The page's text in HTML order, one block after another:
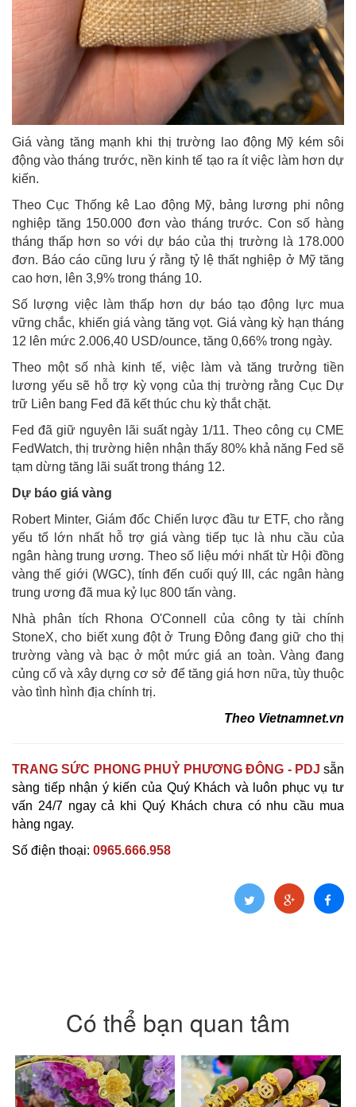
Giá vàng tăng mạnh khi thị trường lao động Mỹ kém sôi
động vào tháng trước, nền kinh tế tạo ra ít việc làm hơn dự
kiến.
Theo Cục Thống kê Lao động Mỹ, bảng lương phi nông
nghiệp tăng 150.000 đơn vào tháng trước. Con số hàng
tháng thấp hơn so với dự báo của thị trường là 178.000
đơn. Báo cáo cũng lưu ý rằng tỷ lệ thất nghiệp ở Mỹ tăng
cao hơn, lên 3,9% trong tháng 10.
Số lượng việc làm thấp hơn dự báo tạo động lực mua
vững chắc, khiến giá vàng tăng vọt. Giá vàng kỳ hạn tháng
12 lên mức 2.006,40 USD/ounce, tăng 0,66% trong ngày.
Theo một số nhà kinh tế, việc làm và tăng trưởng tiền
lương yếu sẽ hỗ trợ kỳ vọng của thị trường rằng Cục Dự
trữ Liên bang Fed đã kết thúc chu kỳ thắt chặt.
Fed đã giữ nguyên lãi suất ngày 1/11. Theo công cụ CME
FedWatch, thị trường hiện nhận thấy 80% khả năng Fed sẽ
tạm dừng tăng lãi suất trong tháng 12.
Dự báo giá vàng
Robert Minter, Giám đốc Chiến lược đầu tư ETF, cho rằng
yếu tố lớn nhất hỗ trợ giá vàng tiếp tục là nhu cầu của
ngân hàng trung ương. Theo số liệu mới nhất từ Hội đồng
vàng thế giới (WGC), tính đến cuối quý III, các ngân hàng
trung ương đã mua kỷ lục 800 tấn vàng.
Nhà phân tích Rhona O'Connell của công ty tài chính
StoneX, cho biết xung đột ở Trung Đông đang giữ cho thị
trường vàng và bạc ở một mức giá an toàn. Vàng đang
củng cố và xây dựng cơ sở để tăng giá hơn nữa, tùy thuộc
vào tình hình địa chính trị.
Theo Vietnamnet.vn
TRANG SỨC PHONG PHUỶ PHƯƠNG ĐÔNG - PDJ sẵn
sàng tiếp nhận ý kiến của Quý Khách và luôn phục vụ tư
vấn 24/7 ngay cả khi Quý Khách chưa có nhu cầu mua
hàng ngay.
Số điện thoại: 0965.666.958
Có thể bạn quan tâm